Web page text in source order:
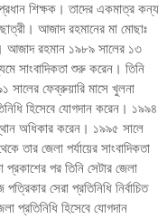
শিক্ষক। তাদের একমাত্র কন্য
আজাদ রহমানের মা মোছাঃ
আজাদ রহমান ১৯৮৯ সালের ১৩
সাংবাদিকতা শুরু করেন। তিনি
সালের ফেব্রুয়ারি মাসে খুলনা
হিসেবে যোগদান করেন। ১৯৯৪
অধিকার করেন। ১৯৯৫ সালে
তার জেলা পর্যায়ের সাংবাদিকতা
পর তিনি সেটার জেলা
সেরা প্রতিনিধি নির্বাচিত
প্রতিনিধি হিসেবে যোগদান